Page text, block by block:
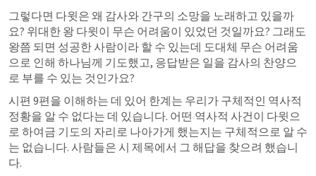
그렇다면 다윗은 왜 감사와 간구의 소망을 노래하고 있을까
요? 위대한 왕 다윗이 무슨 어려움이 있었던 것일까요? 그래도
왕쯤 되면 성공한 사람이라 할 수 있는데 도대체 무슨 어려움
으로 인해 하나님께 기도했고, 응답받은 일을 감사의 찬양으
로 부를 수 있는 것인가요?
시편 9편을 이해하는 데 있어 한계는 우리가 구체적인 역사적
정황을 알 수 없다는 데 있습니다. 어떤 역사적 사건이 다윗으
로 하여금 기도의 자리로 나아가게 했는지는 구체적으로 알 수
는 없습니다. 사람들은 시 제목에서 그 해답을 찾으려 했습니
다.